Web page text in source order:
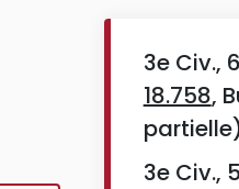
3e Civ.,
18.758,
3e Civ.,